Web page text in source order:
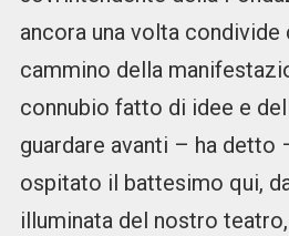
ancora una volta
cammino della
connubio fatto di idee e
guardare avanti – ha detto
ospitato il battesimo qui,
illuminata del nostro